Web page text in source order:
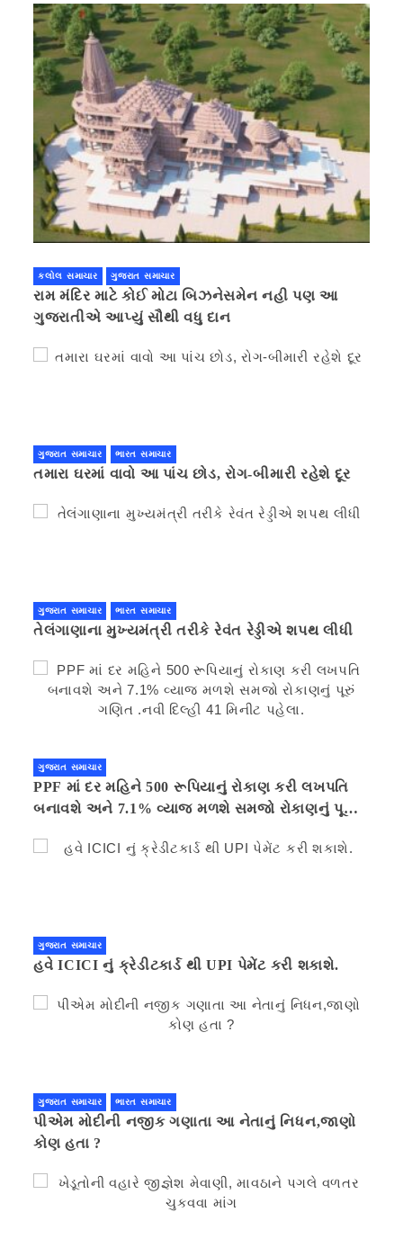
કલોલ સમાચાર ગુજરાત સમાચાર
રામ મંદિર માટે કોઈ મોટા બિઝનેસમેન નહી પણ આ
ગુજરાતીએ આપ્યું સૌથી વધુ દાન
ગુજરાત સમાચાર ભારત સમાચાર
તમારા ઘરમાં વાવો આ પાંચ છોડ, રોગ-બીમારી રહેશે દૂર
ગુજરાત સમાચાર ભારત સમાચાર
તેલંગાણાના મુખ્યમંત્રી તરીકે રેવંત રેડ્ડીએ શપથ લીધી
ગુજરાત સમાચાર
PPF માં દર મહિને 500 રૂપિયાનું રોકાણ કરી લખપતિ
બનાવશે અને 7.1% વ્યાજ મળશે સમજો રોકાણનું પૂરું
ગુજરાત સમાચાર
હવે ICICI નું ક્રેડીટકાર્ડ થી UPI પેમેંટ કરી શકાશે.
ગુજરાત સમાચાર ભારત સમાચાર
પીએમ મોદીની નજીક ગણાતા આ નેતાનું નિધન,જાણો
કોણ હતા ?